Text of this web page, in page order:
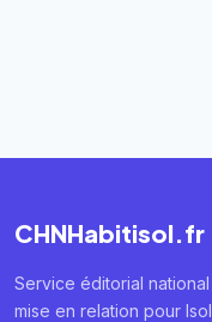
CHNHabitisol.fr
Service éditorial
mise en relation pour